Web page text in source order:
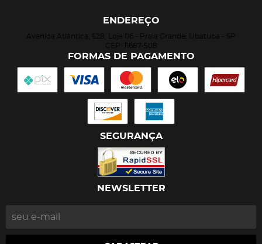
ENDEREÇO
Avenida Atlântica, 528, Loja 06 - Praia Grande, Ubatuba - SP
CEP: 11687-508
FORMAS DE PAGAMENTO
SEGURANÇA
NEWSLETTER